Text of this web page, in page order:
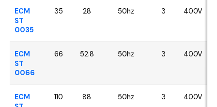
ECM
ST
0035
35 28 50hz 3 400V
ECM
ST
0066
66 52.8 50hz 3 400V
ECM
110 88 50hz 3 400V